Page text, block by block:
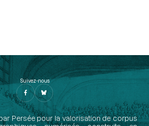
Suivez-nous
Persée pour la valorisation de corpus